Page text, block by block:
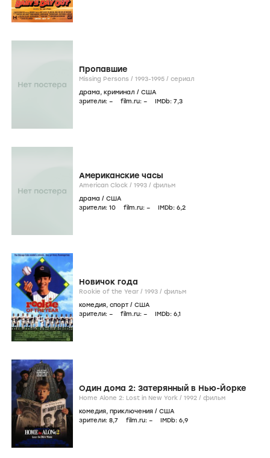
Пропавшие
Missing Persons / 1993-1995 / сериал
драма, криминал / США
зрители: – film.ru: – IMDb: 7,3
Американские часы
American Clock / 1993 / фильм
драма / США
зрители: 10 film.ru: – IMDb: 6,2
Новичок года
Rookie of the Year / 1993 / фильм
комедия, спорт / США
зрители: – film.ru: – IMDb: 6,1
Один дома 2: Затерянный в Нью-Йорке
Home Alone 2: Lost in New York / 1992 / фильм
комедия, приключения / США
зрители: 8,7 film.ru: – IMDb: 6,9